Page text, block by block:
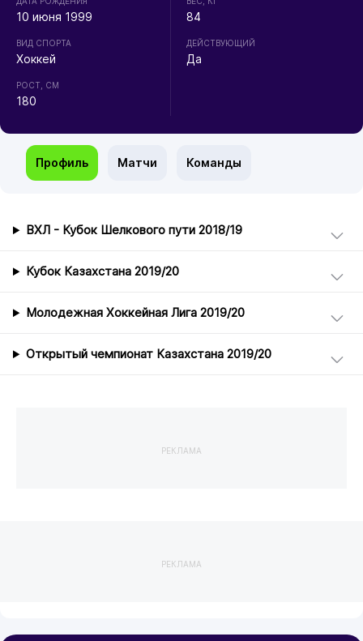
10 июня 1999
ВИД СПОРТА
Хоккей
РОСТ, СМ
180
84
ДЕЙСТВУЮЩИЙ
Да
Профиль Матчи Команды
ВХЛ - Кубок Шелкового пути 2018/19
Кубок Казахстана 2019/20
Молодежная Хоккейная Лига 2019/20
Открытый чемпионат Казахстана 2019/20
РЕКЛАМА
РЕКЛАМА